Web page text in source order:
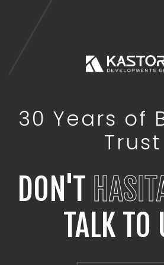
30 Years of
Trust
DON'T
TALK TO